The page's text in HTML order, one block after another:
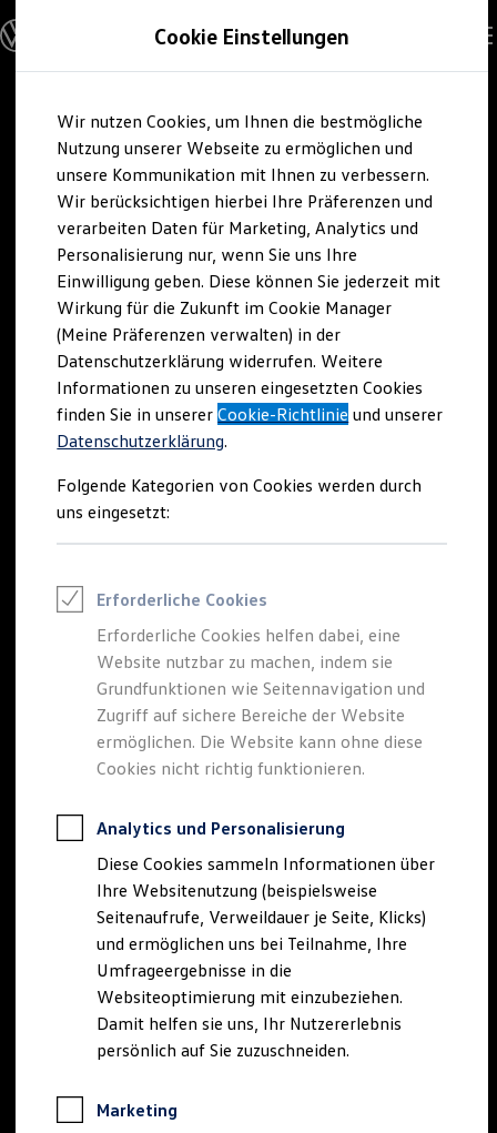
Hauptinhalt
springen
Footer
springen
Modelle und Konfigurator
Konfigurator
Modelle vergleichen
Elektroautos
ENERGY Sondermodelle
Nutzfahrzeuge
SUV und CUV
Familienautos
Kombis
Kompaktwagen
Sportwagen
Schnell verfügbare Fahrzeuge
Angebote und Produkte
Aktuelle Angebote
E-Auto-Förderung
Volkswagen Marktplatz
Die ENERGY Sondermodelle
Junge Gebrauchtwagen und Gebrauchtwagen
Volkswagen Zertifizierte Gebrauchtwagen
Elektromobilität bei Gebrauchtwagen
Saisonangebote
Reifenpakete
Leasing
Leasing-Angebote
Elektroauto Leasing
Kleinwagen-Leasing
Leasing ohne Anzahlung
Finanzierung
Autokredit mit Schlussrate
Versicherungen und Garantien
Kfz-Versicherung
Restschuldversicherungen
Garantien
Professional Class bei Volkswagen
Behörden
Direktkunden
Sonderfahrzeuge
Anpfiff zum Gewinn
Elektromobilität
Elektroautos
ID. Tutorials
Elektrofahrzeugkonzepte
ID. EVERY1
Reichweite
Rekuperation
Cookie Einstellungen
Wir nutzen Cookies, um Ihnen die bestmögliche
Nutzung unserer Webseite zu ermöglichen und
unsere Kommunikation mit Ihnen zu verbessern.
Wir berücksichtigen hierbei Ihre Präferenzen und
verarbeiten Daten für Marketing, Analytics und
Personalisierung nur, wenn Sie uns Ihre
Einwilligung geben. Diese können Sie jederzeit mit
Wirkung für die Zukunft im Cookie Manager
(Meine Präferenzen verwalten) in der
Datenschutzerklärung widerrufen. Weitere
Informationen zu unseren eingesetzten Cookies
finden Sie in unsererCookie-Richtlinie und unserer
Datenschutzerklärung.
Folgende Kategorien von Cookies werden durch
uns eingesetzt:
Erforderliche Cookies
Erforderliche Cookies helfen dabei, eine
Website nutzbar zu machen, indem sie
Grundfunktionen wie Seitennavigation und
Zugriff auf sichere Bereiche der Website
ermöglichen. Die Website kann ohne diese
Cookies nicht richtig funktionieren.
Analytics und Personalisierung
Diese Cookies sammeln Informationen über
Ihre Websitenutzung (beispielsweise
Seitenaufrufe, Verweildauer je Seite, Klicks)
und ermöglichen uns bei Teilnahme, Ihre
Umfrageergebnisse in die
Websiteoptimierung mit einzubeziehen.
Damit helfen sie uns, Ihr Nutzererlebnis
persönlich auf Sie zuzuschneiden.
Marketing